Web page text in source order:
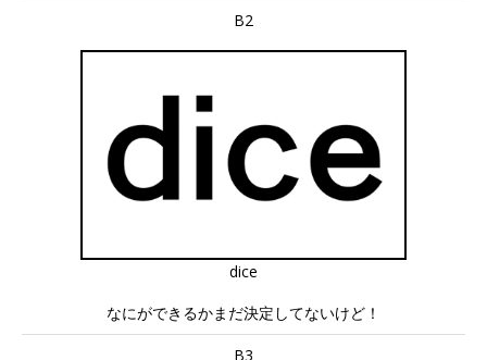
B2
dice
なにができるかまだ決定してないけど！
B3